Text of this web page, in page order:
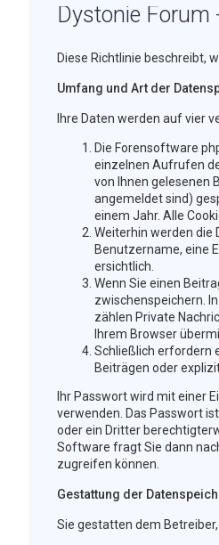
Dystonie
Diese Richtlinie beschreibt,
Umfang und Art der
Ihre Daten werden auf vier
Die Forensoftware
einzelnen Aufrufen
von Ihnen gelesenen
angemeldet sind)
einem Jahr. Alle
Weiterhin werden die
Benutzername, eine
ersichtlich.
Wenn Sie einen
zwischenspeichern.
zählen Private
Ihrem Browser
Schließlich erfordern
Beiträgen oder
Ihr Passwort wird mit einer
verwenden. Das Passwort
oder ein Dritter
Software fragt Sie dann
zugreifen können.
Gestattung der
Sie gestatten dem